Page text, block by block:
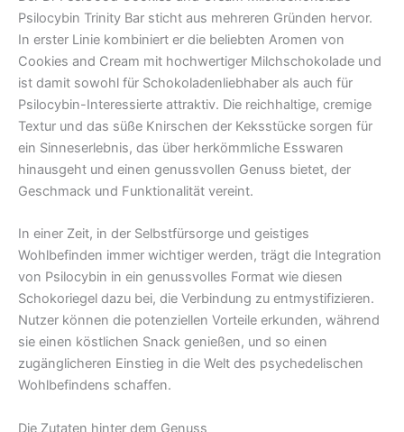
Psilocybin Trinity Bar sticht aus mehreren Gründen hervor.
In erster Linie kombiniert er die beliebten Aromen von
Cookies and Cream mit hochwertiger Milchschokolade und
ist damit sowohl für Schokoladenliebhaber als auch für
Psilocybin-Interessierte attraktiv. Die reichhaltige, cremige
Textur und das süße Knirschen der Keksstücke sorgen für
ein Sinneserlebnis, das über herkömmliche Esswaren
hinausgeht und einen genussvollen Genuss bietet, der
Geschmack und Funktionalität vereint.
In einer Zeit, in der Selbstfürsorge und geistiges
Wohlbefinden immer wichtiger werden, trägt die Integration
von Psilocybin in ein genussvolles Format wie diesen
Schokoriegel dazu bei, die Verbindung zu entmystifizieren.
Nutzer können die potenziellen Vorteile erkunden, während
sie einen köstlichen Snack genießen, und so einen
zugänglicheren Einstieg in die Welt des psychedelischen
Wohlbefindens schaffen.
Die Zutaten hinter dem Genuss